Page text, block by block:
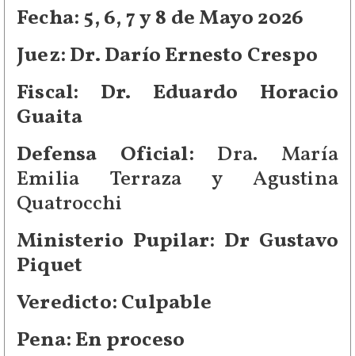
Fecha: 5, 6, 7 y 8 de Mayo 2026
Juez: Dr. Darío Ernesto Crespo
Fiscal: Dr. Eduardo Horacio
Guaita
Defensa Oficial: Dra. María
Emilia Terraza y Agustina
Quatrocchi
Ministerio Pupilar: Dr Gustavo
Piquet
Veredicto: Culpable
Pena: En proceso